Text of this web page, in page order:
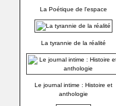
La Poétique de l'espace
La tyrannie de la réalité
Le journal intime : Histoire et
anthologie